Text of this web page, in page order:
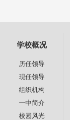
学校概况
历任领导
现任领导
组织机构
一中简介
校园风光